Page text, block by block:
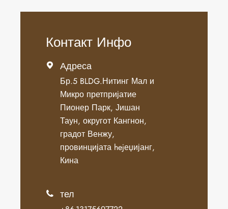
Контакт Инфо
 Адреса
Бр.5 BLDG.Нитинг Мал и
Микро претпријатие
Пионер Парк, Јишан
Таун, округот Кангнон,
градот Венжу,
провинцијата hejеџијанг,
Кина
 тел